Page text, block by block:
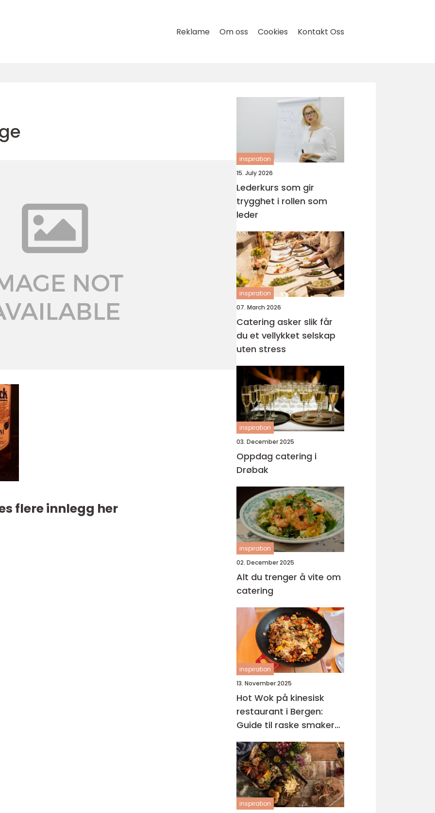
Reklame Om oss Cookies Kontakt Oss
flere innlegg her
inspiration
15. July 2026
Lederkurs som gir
trygghet i rollen som
leder
inspiration
07. March 2026
Catering asker slik får
du et vellykket selskap
uten stress
inspiration
03. December 2025
Oppdag catering i
Drøbak
inspiration
02. December 2025
Alt du trenger å vite om
catering
inspiration
13. November 2025
Hot Wok på kinesisk
restaurant i Bergen:
Guide til raske smaker
på Sotra
inspiration